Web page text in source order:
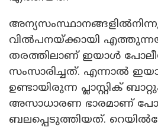
അന്യസംസ്ഥാനങ്ങളിൽനിന്നും
വിൽപനയ്ക്കായി
തരത്തിലാണ് ഇയാൾ
സംസാരിച്ചത്. എന്നാൽ
ഉണ്ടായിരുന്ന പ്ലാസ്റ്റിക്
അസാധാരണ ഭാരമാണ്
ബലപ്പെടുത്തിയത്.